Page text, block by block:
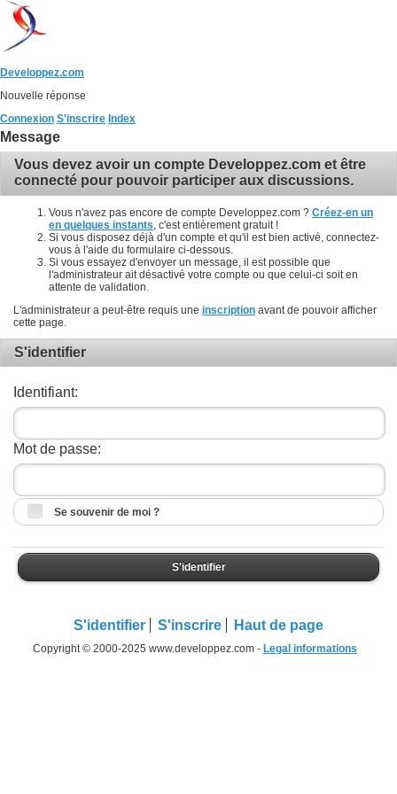
Developpez.com
Nouvelle réponse
Connexion S'inscrire Index
Message
Vous devez avoir un compte Developpez.com et être
connecté pour pouvoir participer aux discussions.
Vous n'avez pas encore de compte Developpez.com ? Créez-en un
en quelques instants , c'est entièrement gratuit !
Si vous disposez déjà d'un compte et qu'il est bien activé, connectez-
vous à l'aide du formulaire ci-dessous.
Si vous essayez d'envoyer un message, il est possible que
l'administrateur ait désactivé votre compte ou que celui-ci soit en
attente de validation.
L'administrateur a peut-être requis une inscription avant de pouvoir afficher
cette page.
S'identifier
Identifiant:
Mot de passe:
Se souvenir de moi ?
S'identifier
S'identifier S'inscrire Haut de page
Copyright © 2000-2025 www.developpez.com - Legal informations